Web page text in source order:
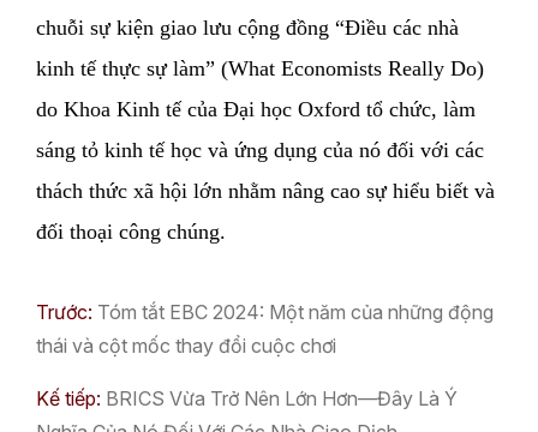
chuỗi sự kiện giao lưu cộng đồng “Điều các nhà
kinh tế thực sự làm” (What Economists Really Do)
do Khoa Kinh tế của Đại học Oxford tổ chức, làm
sáng tỏ kinh tế học và ứng dụng của nó đối với các
thách thức xã hội lớn nhằm nâng cao sự hiểu biết và
đối thoại công chúng.
Trước: Tóm tắt EBC 2024: Một năm của những động
thái và cột mốc thay đổi cuộc chơi
Kế tiếp: BRICS Vừa Trở Nên Lớn Hơn—Đây Là Ý